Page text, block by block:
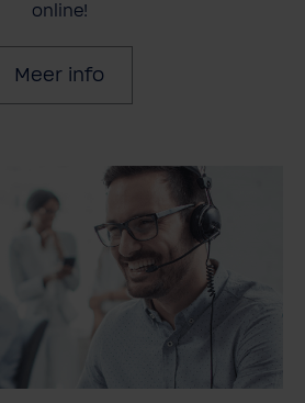
online!
Meer info